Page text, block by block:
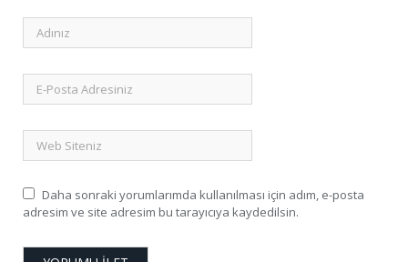
Daha sonraki yorumlarımda kullanılması için adım, e-posta
adresim ve site adresim bu tarayıcıya kaydedilsin.